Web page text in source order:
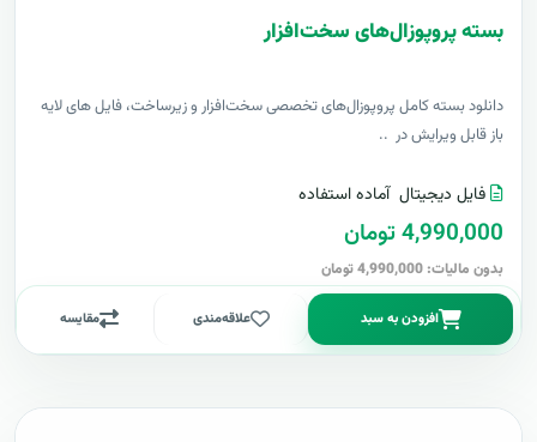
بسته پروپوزال‌های سخت‌افزار
دانلود بسته کامل پروپوزال‌های تخصصی سخت‌افزار و زیرساخت، فایل های لایه
باز قابل ویرایش در ..
فایل دیجیتال آماده استفاده
4,990,000 تومان
بدون مالیات: 4,990,000 تومان
افزودن به سبد علاقه‌مندی مقایسه